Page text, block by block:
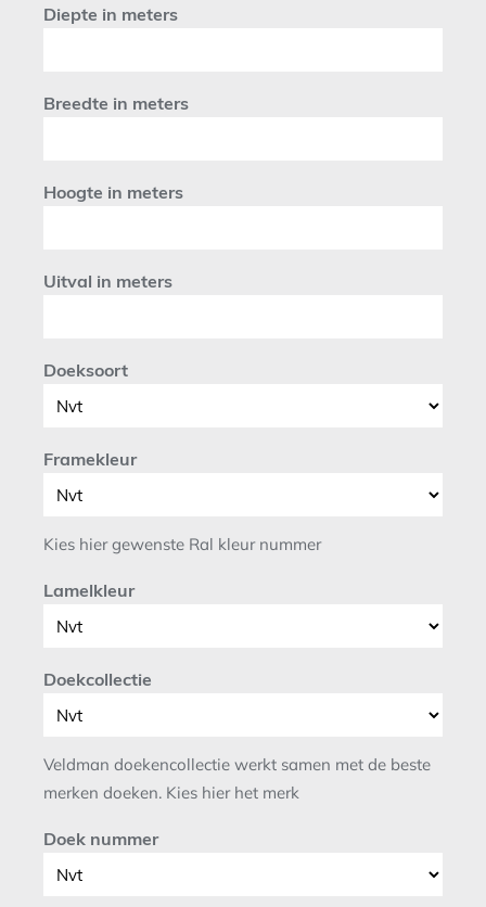
Diepte in meters
Breedte in meters
Hoogte in meters
Uitval in meters
Doeksoort
Framekleur
Kies hier gewenste Ral kleur nummer
Lamelkleur
Doekcollectie
Veldman doekencollectie werkt samen met de beste
merken doeken. Kies hier het merk
Doek nummer